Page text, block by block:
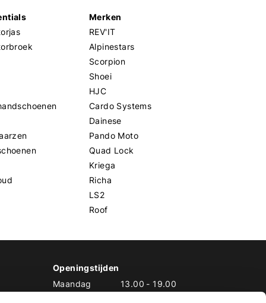
Merken
REV'IT
Alpinestars
Scorpion
Shoei
HJC
Cardo Systems
Dainese
Pando Moto
Quad Lock
Kriega
Richa
LS2
Roof
Openingstijden
Maandag
13.00 - 19.00